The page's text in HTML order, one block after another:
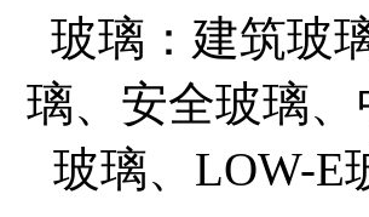
玻璃：建筑玻
璃、安全玻璃
玻璃、LOW-E